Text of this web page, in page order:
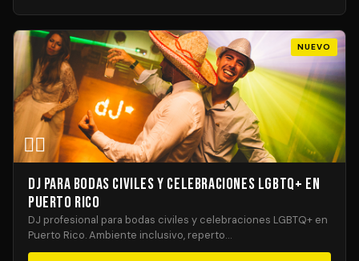
NUEVO
🏳️‍🌈
DJ para Bodas Civiles y Celebraciones LGBTQ+ en
Puerto Rico
DJ profesional para bodas civiles y celebraciones LGBTQ+ en
Puerto Rico. Ambiente inclusivo, reperto…